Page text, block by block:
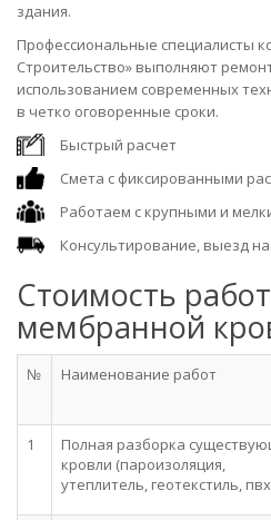
здания.
Профессиональные специалисты
Строительство» выполняют
использованием современных
в четко оговоренные сроки.
Быстрый расчет
Смета с фиксированными
Работаем с крупными и
Консультирование, выезд
Стоимость
мембранной
№ Наименование работ
1
Полная разборка
кровли (пароизоляция,
утеплитель, геотекстиль,